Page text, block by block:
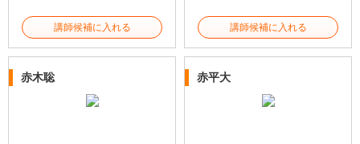
講師候補に入れる 講師候補に入れる
赤木聡 赤平大